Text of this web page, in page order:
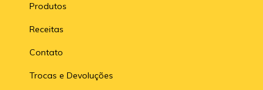
Produtos
Receitas
Contato
Trocas e Devoluções